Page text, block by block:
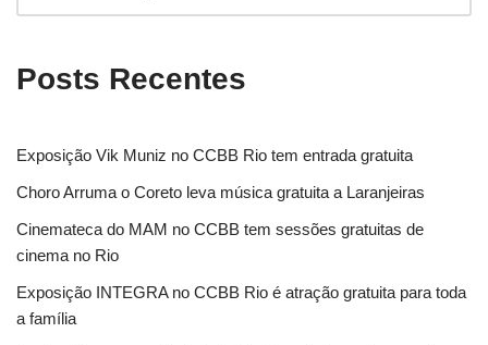
Posts Recentes
Exposição Vik Muniz no CCBB Rio tem entrada gratuita
Choro Arruma o Coreto leva música gratuita a Laranjeiras
Cinemateca do MAM no CCBB tem sessões gratuitas de
cinema no Rio
Exposição INTEGRA no CCBB Rio é atração gratuita para toda
a família